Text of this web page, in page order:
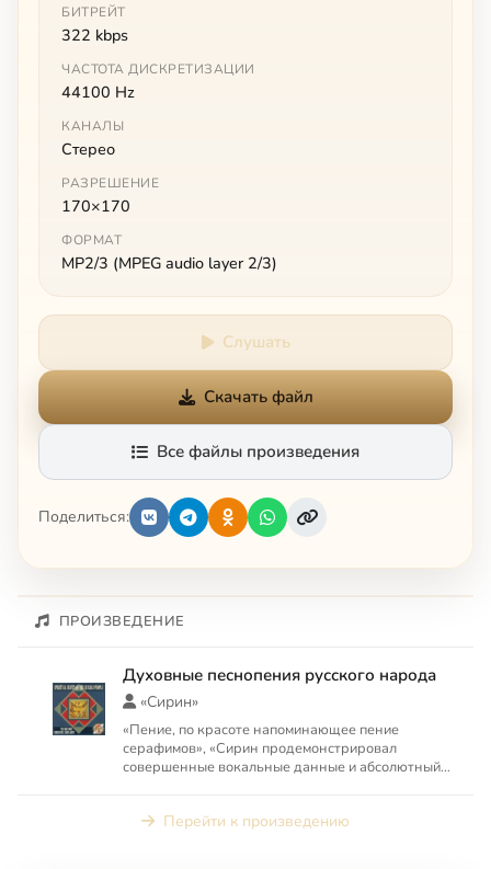
БИТРЕЙТ
322 kbps
ЧАСТОТА ДИСКРЕТИЗАЦИИ
44100 Hz
КАНАЛЫ
Стерео
РАЗРЕШЕНИЕ
170×170
ФОРМАТ
MP2/3 (MPEG audio layer 2/3)
Слушать
Скачать файл
Все файлы произведения
Поделиться:
ПРОИЗВЕДЕНИЕ
Духовные песнопения русского народа
«Сирин»
«Пение, по красоте напоминающее пение
серафимов», «Сирин продемонстрировал
совершенные вокальные данные и абсолютный
Перейти к произведению